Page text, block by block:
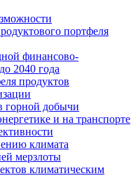
портфеля
финансово-
2040 года
продуктов
горной добычи
и на транспорте
климата
мерзлоты
климатическим